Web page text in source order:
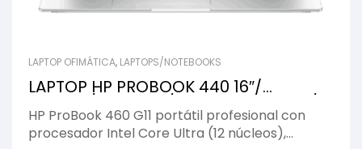
LAPTOP OFIMÁTICA, LAPTOPS/NOTEBOOKS
LAPTOP HP PROBOOK 440 16″/
WUXGA/ U5-125U/ 16GB DDR5 5600/
512GB M.2 SSD/ WIN11 PRO
HP ProBook 460 G11 portátil profesional con
procesador Intel Core Ultra (12 núcleos),